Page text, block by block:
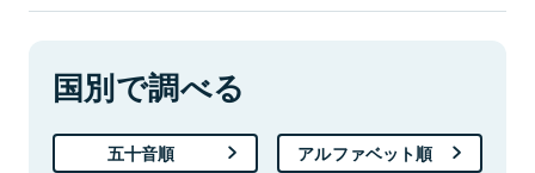
国別で調べる
五十音順 アルファベット順